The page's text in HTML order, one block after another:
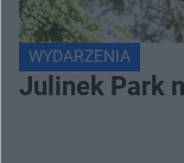
WYDARZENIA
Julinek Park